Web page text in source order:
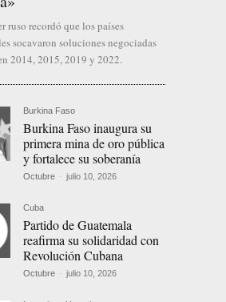
ruso recordó que los países
socavaron soluciones negociadas
2014, 2015, 2019 y 2022.
Burkina Faso
Burkina Faso inaugura su
primera mina de oro pública
y fortalece su soberanía
Octubre - julio 10, 2026
Cuba
Partido de Guatemala
reafirma su solidaridad con
Revolución Cubana
Octubre - julio 10, 2026